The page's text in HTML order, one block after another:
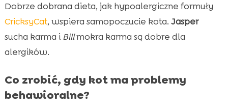
Dobrze dobrana dieta, jak hypoalergiczne formuły
CricksyCat, wspiera samopoczucie kota. Jasper
sucha karma i Billmokra karma są dobre dla
alergików.
Co zrobić, gdy kot ma problemy
behawioralne?